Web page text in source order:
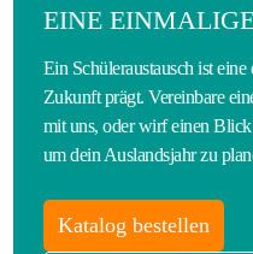
EINE
Ein Schüleraustausch ist
Zukunft prägt. Vereinbare
mit uns, oder wirf einen
um dein Auslandsjahr zu
Katalog bestellen